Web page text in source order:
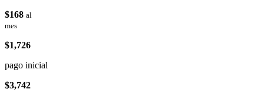
$168 al
mes
$1,726
pago inicial
$3,742